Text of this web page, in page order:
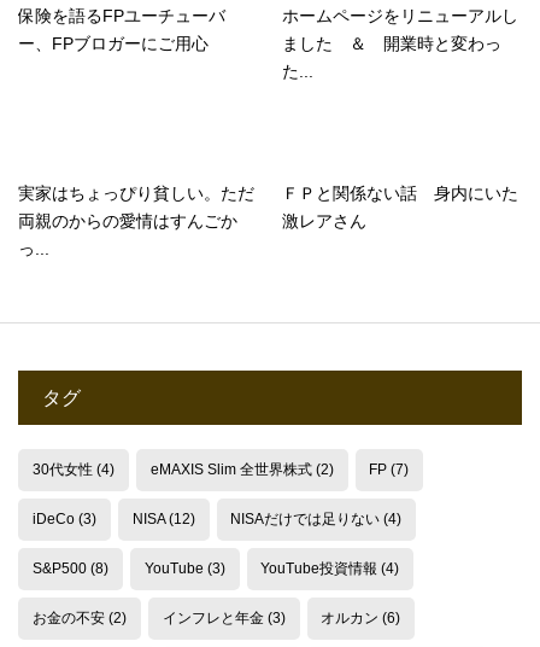
保険を語るFPユーチューバ
ー、FPブロガーにご用心
ホームページをリニューアルし
ました ＆ 開業時と変わっ
た...
実家はちょっぴり貧しい。ただ
両親のからの愛情はすんごか
っ...
ＦＰと関係ない話 身内にいた
激レアさん
タグ
30代女性(4) eMAXIS Slim 全世界株式(2) FP (7)
iDeCo(3) NISA(12) NISAだけでは足りない (4)
S&P500(8) YouTube (3) YouTube投資情報 (4)
お金の不安(2) インフレと年金(3) オルカン (6)